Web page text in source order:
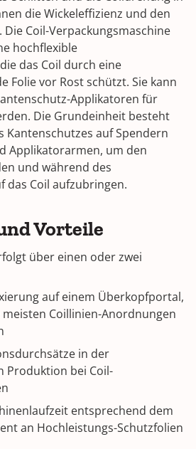
die Wickeleffizienz und den
Coil-Verpackungsmaschine
hochflexible
das Coil durch eine
Folie vor Rost schützt. Sie kann
Applikatoren für
Die Grundeinheit besteht
Kantenschutzes auf Spendern
Applikatorarmen, um den
und während des
das Coil aufzubringen.
Vorteile
über einen oder zwei
auf einem Überkopfportal,
Coillinien-Anordnungen
in der
Produktion bei Coil-
entsprechend dem
an Hochleistungs-Schutzfolien